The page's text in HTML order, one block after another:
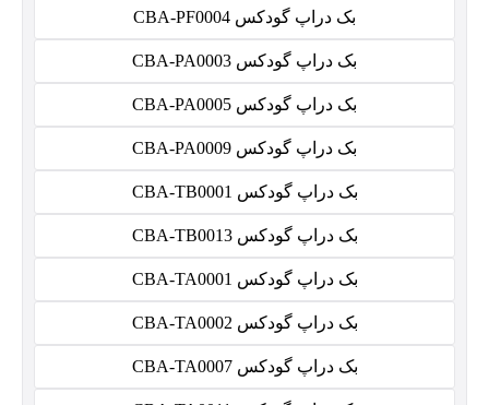
بک دراپ گودکس CBA-PF0004
بک دراپ گودکس CBA-PA0003
بک دراپ گودکس CBA-PA0005
بک دراپ گودکس CBA-PA0009
بک دراپ گودکس CBA-TB0001
بک دراپ گودکس CBA-TB0013
بک دراپ گودکس CBA-TA0001
بک دراپ گودکس CBA-TA0002
بک دراپ گودکس CBA-TA0007